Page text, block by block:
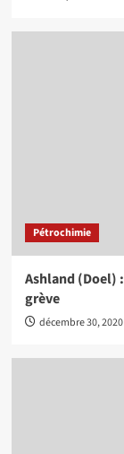
Pétrochimie
Ashland (Doel)
grève
décembre 30, 2020